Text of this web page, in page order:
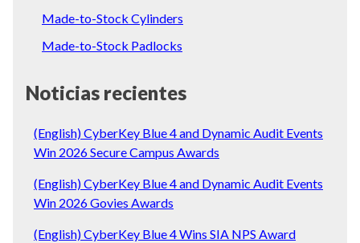
Made-to-Stock Cylinders
Made-to-Stock Padlocks
Noticias recientes
(English) CyberKey Blue 4 and Dynamic Audit Events
Win 2026 Secure Campus Awards
(English) CyberKey Blue 4 and Dynamic Audit Events
Win 2026 Govies Awards
(English) CyberKey Blue 4 Wins SIA NPS Award